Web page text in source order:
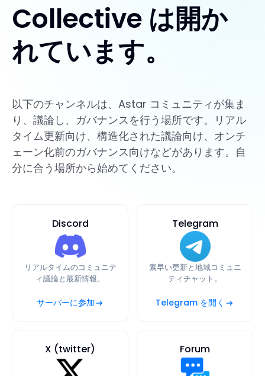
Collective は開か
れています。
以下のチャンネルは、Astar コミュニティが集ま
り、議論し、ガバナンスを行う場所です。リアル
タイム更新向け、構造化された議論向け、オンチ
ェーン化前のガバナンス向けなどがあります。自
分に合う場所から始めてください。
Discord
リアルタイムのコミュニテ
ィ議論と最新情報。
サーバーに参加
Telegram
素早い更新と地域コミュニ
ティチャット。
Telegram を開く
X (twitter) Forum